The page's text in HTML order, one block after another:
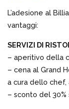
L’adesione al
vantaggi:
SERVIZI DI
– aperitivo della
– cena al Grand
a cura dello chef,
– sconto del